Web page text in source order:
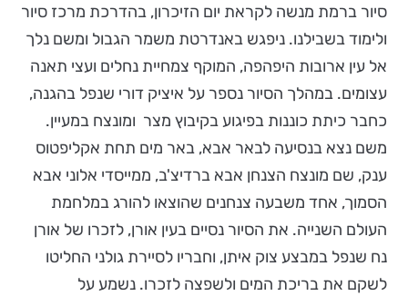
סיור ברמת מנשה לקראת יום הזיכרון, בהדרכת מרכז סיור
ולימוד בשבילנו. ניפגש באנדרטת משמר הגבול ומשם נלך
אל עין ארובות היפהפה, המוקף צמחיית נחלים ועצי תאנה
עצומים. במהלך הסיור נספר על איציק דורי שנפל בהגנה,
כחבר כיתת כוננות בפיגוע בקיבוץ מצר ומונצח במעיין.
משם נצא בנסיעה לבאר אבא, באר מים תחת אקליפטוס
ענק, שם מונצח הצנחן אבא ברדיצ'ב, ממייסדי אלוני אבא
הסמוך, אחד משבעה צנחנים שהוצאו להורג במלחמת
העולם השנייה. את הסיור נסיים בעין אורן, לזכרו של אורן
נח שנפל במבצע צוק איתן, וחבריו לסיירת גולני החליטו
לשקם את בריכת המים ולשפצה לזכרו. נשמע על